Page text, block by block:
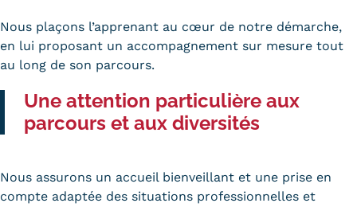
Nous plaçons l’apprenant au cœur de notre démarche,
en lui proposant un accompagnement sur mesure tout
au long de son parcours.
Une attention particulière aux
parcours et aux diversités
Nous assurons un accueil bienveillant et une prise en
compte adaptée des situations professionnelles et